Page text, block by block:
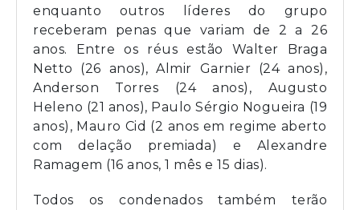
enquanto outros líderes do grupo
receberam penas que variam de 2 a 26
anos. Entre os réus estão Walter Braga
Netto (26 anos), Almir Garnier (24 anos),
Anderson Torres (24 anos), Augusto
Heleno (21 anos), Paulo Sérgio Nogueira (19
anos), Mauro Cid (2 anos em regime aberto
com delação premiada) e Alexandre
Ramagem (16 anos, 1 mês e 15 dias).
Todos os condenados também terão